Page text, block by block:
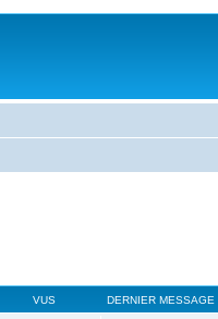
VUS DERNIER MESSAGE